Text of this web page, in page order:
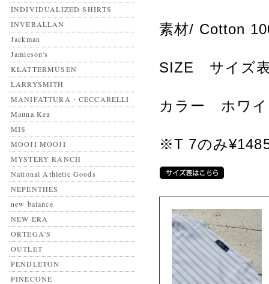
INDIVIDUALIZED SHIRTS
INVERALLAN
Jackman
Jamieson's
KLATTERMUSEN
LARRYSMITH
MANIFATTURA・CECCARELLI
Mauna Kea
MIS
MOOJI MOOJI
MYSTERY RANCH
National Athletic Goods
NEPENTHES
new balance
NEW ERA
ORTEGA'S
OUTLET
PENDLETON
PINECONE
素材/ Cotton
SIZE サイズ
カラー ホワイ
※T 7のみ